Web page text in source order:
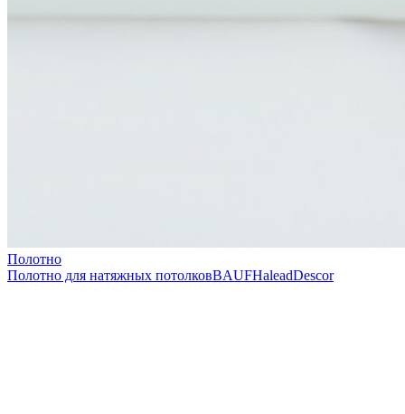
Полотно
Полотно для натяжных потолковBAUFHaleadDescor